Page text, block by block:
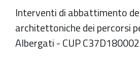
Interventi di abbattimento
architettoniche dei percorsi
Albergati - CUP